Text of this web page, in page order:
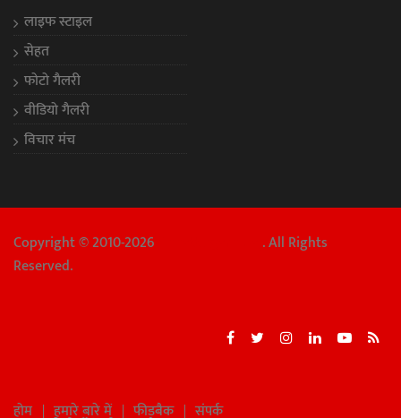
लाइफ स्टाइल
सेहत
फोटो गैलरी
वीडियो गैलरी
विचार मंच
Copyright © 2010-2026
. All Rights
Reserved.
होम हमारे बारे में फीडबैक संपर्क